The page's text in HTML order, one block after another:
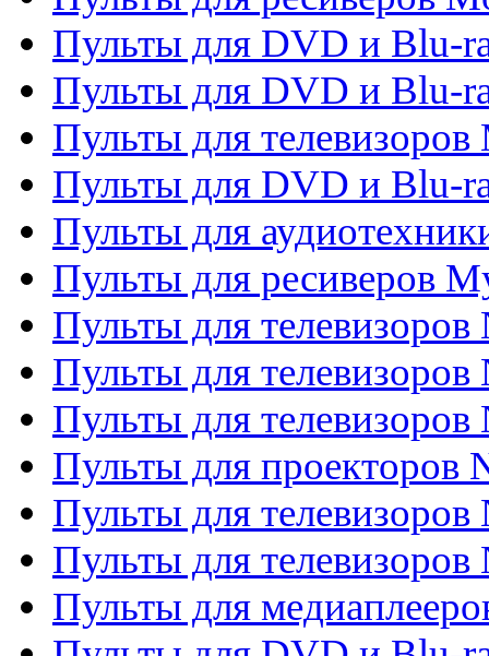
Пульты для DVD и Blu-
Пульты для DVD и Blu-
Пульты для телевизоров
Пульты для DVD и Blu-
Пульты для
Пульты для ресиверов
Пульты для телевизоров
Пульты для телевизоров
Пульты для телевизоров
Пульты для проекторов
Пульты для телевизоров
Пульты для телевизоров
Пульты для